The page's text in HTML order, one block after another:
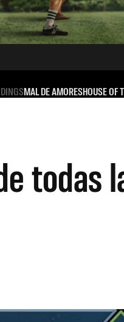
MAL DE AMORESHOUSE OF
todas